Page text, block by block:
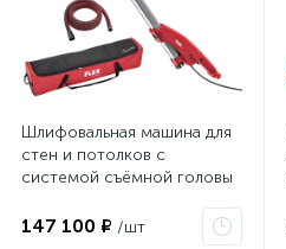
Шлифовальная машина для
стен и потолков с
системой съёмной головы
SH 494542
147 100 ₽ /шт